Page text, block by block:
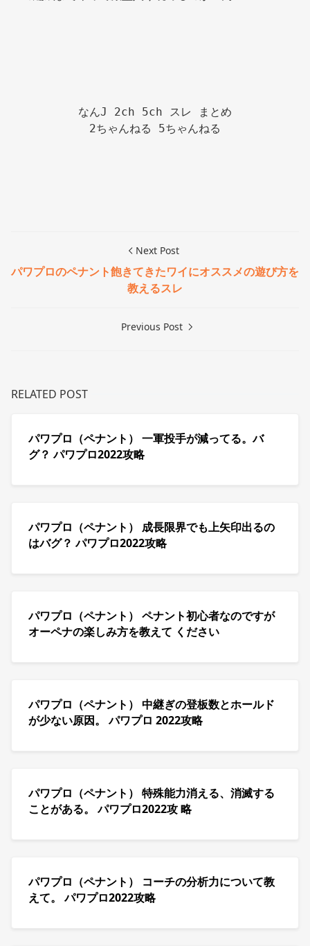
なんJ 2ch 5ch スレ まとめ
2ちゃんねる 5ちゃんねる
Next Post
パワプロのペナント飽きてきたワイにオススメの遊び方を
教えるスレ
Previous Post
RELATED POST
パワプロ（ペナント） 一軍投手が減ってる。バ
グ？ パワプロ2022攻略
パワプロ（ペナント） 成長限界でも上矢印出るの
はバグ？ パワプロ2022攻略
パワプロ（ペナント） ペナント初心者なのですが
オーペナの楽しみ方を教えて ください
パワプロ（ペナント） 中継ぎの登板数とホールド
が少ない原因。 パワプロ 2022攻略
パワプロ（ペナント） 特殊能力消える、消滅する
ことがある。 パワプロ2022攻 略
パワプロ（ペナント） コーチの分析力について教
えて。 パワプロ2022攻略